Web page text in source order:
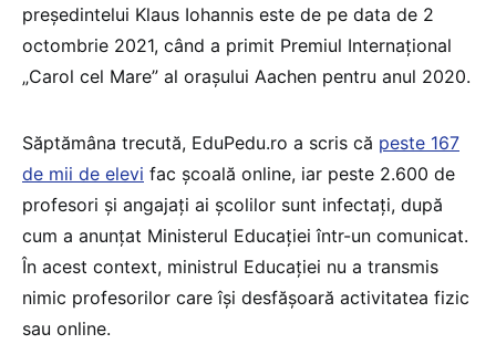
președintelui Klaus Iohannis este de pe data de 2
octombrie 2021, când a primit Premiul Internațional
„Carol cel Mare” al orașului Aachen pentru anul 2020.
Săptămâna trecută, EduPedu.ro a scris că peste 167
de mii de elevi fac școală online, iar peste 2.600 de
profesori și angajați ai școlilor sunt infectați, după
cum a anunțat Ministerul Educației într-un comunicat.
În acest context, ministrul Educației nu a transmis
nimic profesorilor care își desfășoară activitatea fizic
sau online.